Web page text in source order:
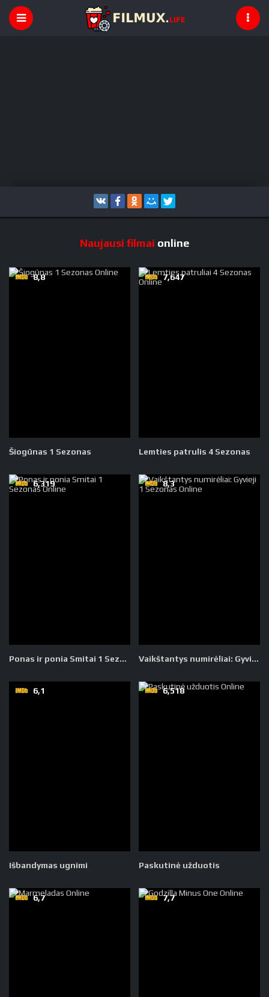
Naujausi filmai online
Šiogūnas 1 Sezonas
8,8
Lemties patrulis 4 Sezonas
7,647
Ponas ir ponia Smitai 1 Sezonas
6,319
Vaikštantys numirėliai: Gyvieji 1 Sezonas
8,3
Išbandymas ugnimi
6,1
Paskutinė užduotis
6,518
6,7 7,7